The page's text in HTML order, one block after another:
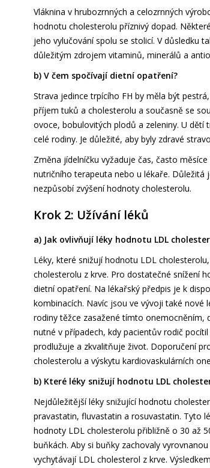
Vláknina v hrubozrnných a celozrnných
hodnotu cholesterolu příznivý dopad.
jeho vylučování spolu se stolicí. V důsledku
důležitým zdrojem vitaminů, minerálů a
b) V čem spočívají dietní opatření?
Strava jedince trpícího FH by měla být
příjem tuků a cholesterolu a současně se
ovoce, bobulovitých plodů a zeleniny. U
celé rodiny. Je důležité, aby byly zdravé
Změna jídelníčku vyžaduje čas, často
nutričního terapeuta nebo u lékaře. Důležitá
nezpůsobí zvýšení hodnoty cholesterolu.
Krok 2: Užívání léků
a) Jak ovlivňují léky hodnotu LDL
Léky, které snižují hodnotu LDL
cholesterolu z krve. Pro dostatečné snížení
dietní opatření. Na lékařský předpis je k
kombinacích. Navíc jsou ve vývoji také nové
rodiny těžce zasažené tímto onemocněním,
nutné v případech, kdy pacientův rodič
prodlužuje a zkvalitňuje život. Doporučení
cholesterolu a výskytu kardiovaskulárních
b) Které léky snižují hodnotu LDL
Nejdůležitější léky snižující hodnotu
pravastatin, fluvastatin a rosuvastatin. Tyto
hodnoty LDL cholesterolu přibližně o 30 až
buňkách. Aby si buňky zachovaly
vychytávají LDL cholesterol z krve.